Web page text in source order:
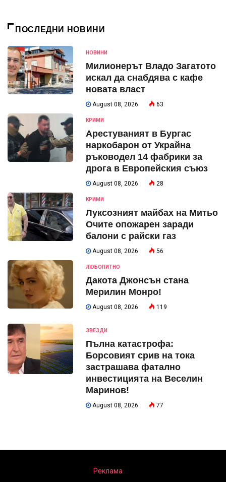
ПОСЛЕДНИ НОВИНИ
НОВИНИ
Милионерът Владо Загатото
искал да снабдява с кафе
новата власт
August 08, 2026 63
КРИМИ
Арестуваният в Бургас
наркобарон от Украйна
ръководел 14 фабрики за
дрога в Европейския съюз
August 08, 2026 28
КРИМИ
Луксозният майбах на Митьо
Очите опожарен заради
балони с райски газ
August 08, 2026 56
ЛЮБОПИТНО
Дакота Джонсън стана
Мерилин Монро!
August 08, 2026 119
ЗВЕЗДИ
Пълна катастрофа:
Борсовият срив на тока
застрашава фатално
инвестицията на Веселин
Маринов!
August 08, 2026 77
Реклама